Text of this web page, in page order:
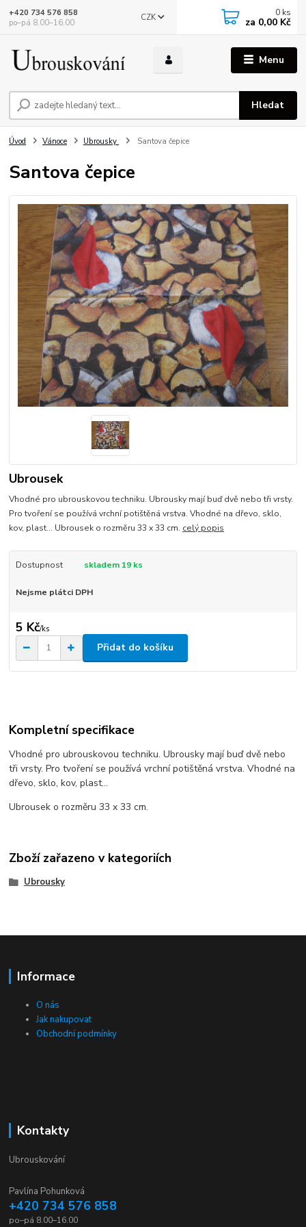
Menu
CZK
Hledat
+420 734 576 858
po–pá 8.00–16.00
0 ks
za 0,00 Kč
Úvod Vánoce Ubrousky Santova čepice
Santova čepice
Ubrousek
Vhodné pro ubrouskovou techniku. Ubrousky mají buď dvě nebo tři vrsty.
Pro tvoření se používá vrchní potištěná vrstva. Vhodné na dřevo, sklo,
kov, plast... Ubrousek o rozměru 33 x 33 cm. celý popis
Dostupnost skladem 19 ks
Nejsme plátci DPH
5 Kč/ks
Přidat do košíku
Kompletní specifikace
Vhodné pro ubrouskovou techniku. Ubrousky mají buď dvě nebo
tři vrsty. Pro tvoření se používá vrchní potištěná vrstva. Vhodné na
dřevo, sklo, kov, plast...
Ubrousek o rozměru 33 x 33 cm.
Zboží zařazeno v kategoriích
Ubrousky
Informace
O nás
Jak nakupovat
Obchodní podmínky
Kontakty
Ubrouskování
Pavlína Pohunková
+420 734 576 858
po–pá 8.00–16.00